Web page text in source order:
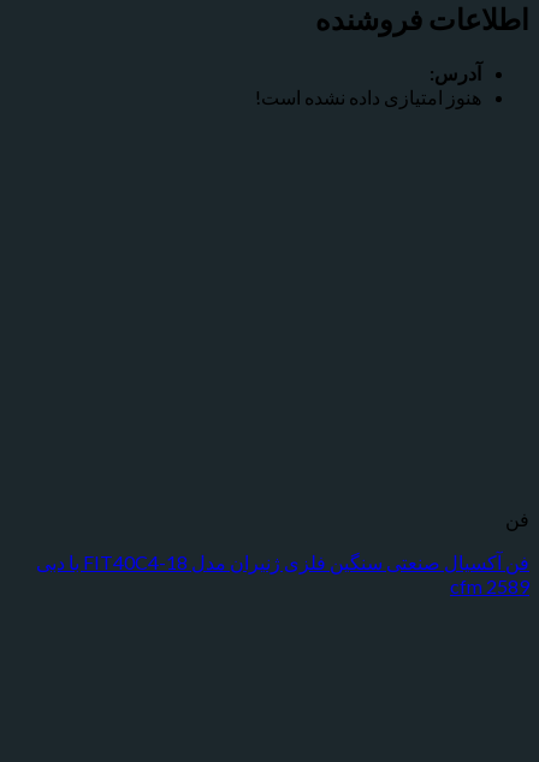
اطلاعات فروشنده
آدرس:
هنوز امتیازی داده نشده است!
فن
فن آکسیال صنعتی سنگین فلزی ژنیران مدل FIT40C4-18 با دبی
2589 cfm